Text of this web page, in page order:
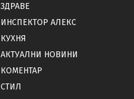
ЗДРАВЕ
ИНСПЕКТОР АЛЕКС
КУХНЯ
АКТУАЛНИ НОВИНИ
КОМЕНТАР
СТИЛ